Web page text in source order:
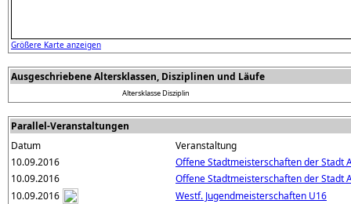
Größere Karte anzeigen
Ausgeschriebene Altersklassen, Disziplinen und Läufe
AltersklasseDisziplin
Parallel-Veranstaltungen
Datum
Veranstaltung
10.09.2016
Offene Stadtmeisterschaften der Stadt
10.09.2016
Offene Stadtmeisterschaften der Stadt
10.09.2016
Westf. Jugendmeisterschaften U16